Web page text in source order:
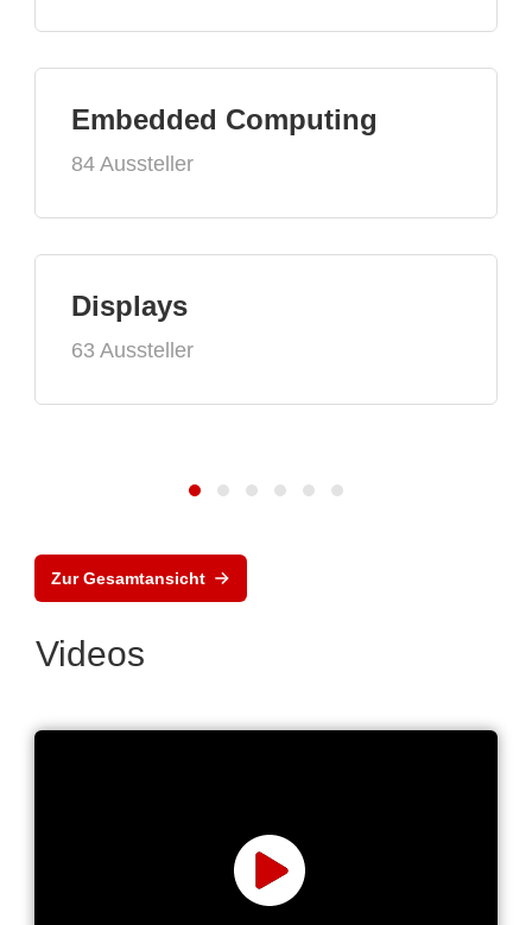
Embedded Computing
84 Aussteller
Displays
63 Aussteller
Zur Gesamtansicht
Videos